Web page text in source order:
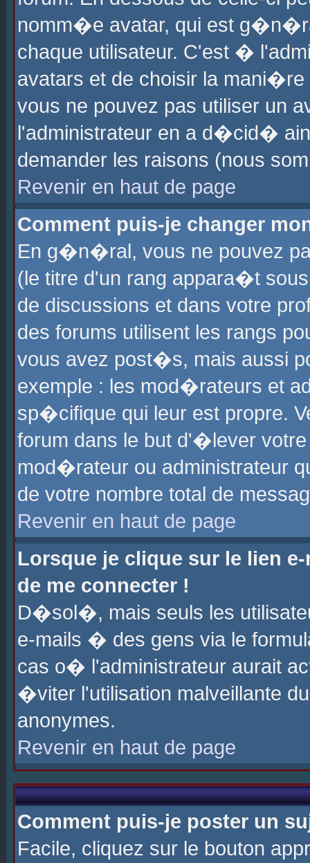
nomm�e avatar, qui est
chaque utilisateur. C'est �
avatars et de choisir la
vous ne pouvez pas utiliser un
l'administrateur en a d�cid�
demander les raisons (nous
Revenir en haut de page
Comment puis-je changer
En g�n�ral, vous ne pouvez
(le titre d'un rang appara�t
de discussions et dans votre
des forums utilisent les rangs
vous avez post�s, mais aussi
exemple : les mod�rateurs et
sp�cifique qui leur est propre.
forum dans le but d'�lever
mod�rateur ou administrateur
de votre nombre total de
Revenir en haut de page
Lorsque je clique sur le lien
de me connecter !
D�sol�, mais seuls les
e-mails � des gens via le
cas o� l'administrateur aurait
�viter l'utilisation malveillante
anonymes.
Revenir en haut de page
Comment puis-je poster un
Facile, cliquez sur le bouton